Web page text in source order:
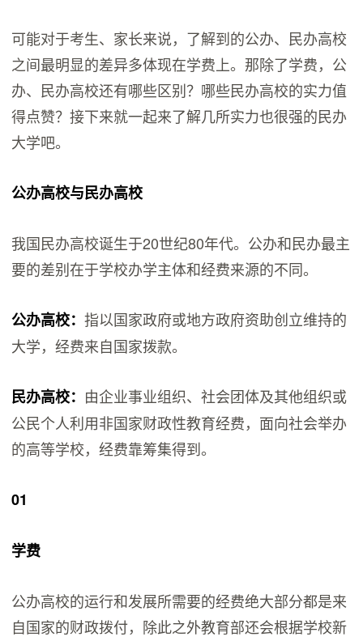
可能对于考生、家长来说，了解到的公办、民办高校
之间最明显的差异多体现在学费上。那除了学费，公
办、民办高校还有哪些区别？哪些民办高校的实力值
得点赞？接下来就一起来了解几所实力也很强的民办
大学吧。
公办高校与民办高校
我国民办高校诞生于20世纪80年代。公办和民办最主
要的差别在于学校办学主体和经费来源的不同。
公办高校：指以国家政府或地方政府资助创立维持的
大学，经费来自国家拨款。
民办高校： 由企业事业组织、社会团体及其他组织或
公民个人利用非国家财政性教育经费，面向社会举办
的高等学校，经费靠筹集得到。
01
学费
公办高校的运行和发展所需要的经费绝大部分都是来
自国家的财政拨付，除此之外教育部还会根据学校新